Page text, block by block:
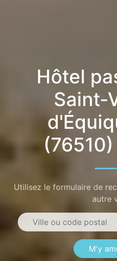
Hôtel
Saint-
Utilisez le formulaire de
autre
M'y